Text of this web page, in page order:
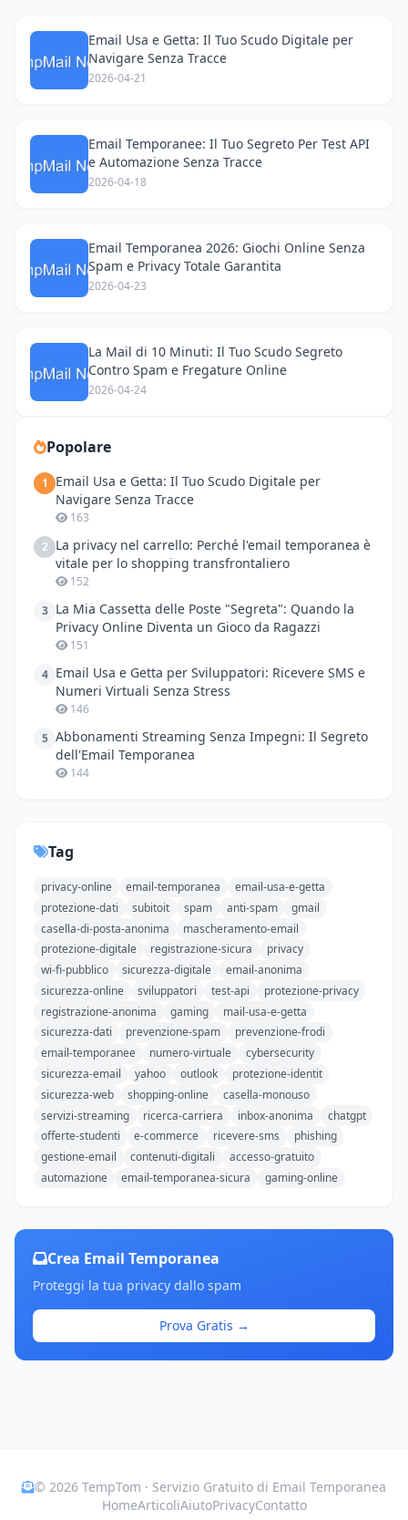
Email Usa e Getta: Il Tuo Scudo Digitale per
Navigare Senza Tracce
2026-04-21
Email Temporanee: Il Tuo Segreto Per Test API
e Automazione Senza Tracce
2026-04-18
Email Temporanea 2026: Giochi Online Senza
Spam e Privacy Totale Garantita
2026-04-23
La Mail di 10 Minuti: Il Tuo Scudo Segreto
Contro Spam e Fregature Online
2026-04-24
Popolare
1
Email Usa e Getta: Il Tuo Scudo Digitale per
Navigare Senza Tracce
163
2 La privacy nel carrello: Perché l'email temporanea è
vitale per lo shopping transfrontaliero
152
3 La Mia Cassetta delle Poste "Segreta": Quando la
Privacy Online Diventa un Gioco da Ragazzi
151
4 Email Usa e Getta per Sviluppatori: Ricevere SMS e
Numeri Virtuali Senza Stress
146
5 Abbonamenti Streaming Senza Impegni: Il Segreto
dell'Email Temporanea
144
Tag
privacy-online email-temporanea
email-usa-e-getta
protezione-dati
subitoit spam anti-spam
gmail
casella-di-posta-anonima
mascheramento-email
protezione-digitale
registrazione-sicura
privacy
wi-fi-pubblico
sicurezza-digitale
email-anonima
sicurezza-online
sviluppatori test-api
protezione-privacy
registrazione-anonima
gaming
mail-usa-e-getta
sicurezza-dati
prevenzione-spam
prevenzione-frodi
email-temporanee
numero-virtuale
cybersecurity
sicurezza-email
yahoo outlook
protezione-identit
sicurezza-web
shopping-online
casella-monouso
servizi-streaming
ricerca-carriera inbox-anonima
chatgpt
offerte-studenti
e-commerce ricevere-sms
phishing
gestione-email
contenuti-digitali
accesso-gratuito
automazione
email-temporanea-sicura gaming-online
Crea Email Temporanea
Proteggi la tua privacy dallo spam
Prova Gratis →
© 2026 TempTom · Servizio Gratuito di Email Temporanea
HomeArticoliAiutoPrivacyContatto